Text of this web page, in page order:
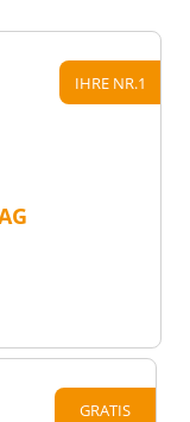
IHRE NR.1
GRATIS